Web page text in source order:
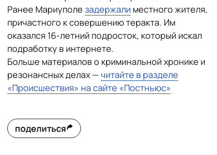
Ранее Мариуполе задержали местного жителя,
причастного к совершению теракта. Им
оказался 16-летний подросток, который искал
подработку в интернете.
Больше материалов о криминальной хронике и
резонансных делах — читайте в разделе
«Происшествия» на сайте «Постньюс»
поделиться